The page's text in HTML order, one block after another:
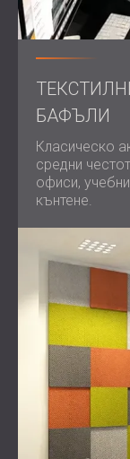
БАФЪЛИ
Класическо
средни
офиси,
кънтене.